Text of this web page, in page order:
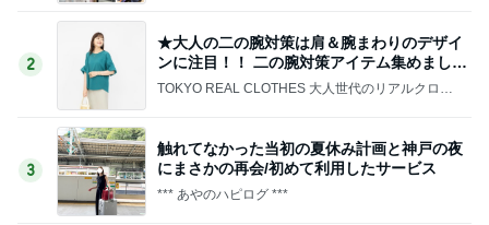
2
★大人の二の腕対策は肩＆腕まわりのデザイ
ンに注目！！ 二の腕対策アイテム集めました
♪
TOKYO REAL CLOTHES 大人世代のリアルクロー
3
触れてなかった当初の夏休み計画と神戸の夜
にまさかの再会/初めて利用したサービス
*** あやのハピログ ***